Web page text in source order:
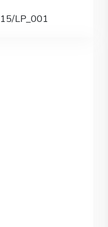
LP_001